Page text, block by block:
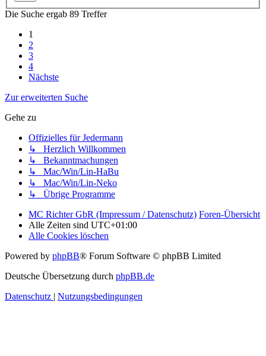
Die Suche ergab 89 Treffer
1
2
3
4
Nächste
Zur erweiterten Suche
Gehe zu
Offizielles für Jedermann
↳ Herzlich Willkommen
↳ Bekanntmachungen
↳ Mac/Win/Lin-HaBu
↳ Mac/Win/Lin-Neko
↳ Übrige Programme
MC Richter GbR (Impressum / Datenschutz) Foren-Übersicht
Alle Zeiten sind UTC+01:00
Alle Cookies löschen
Powered by phpBB® Forum Software © phpBB Limited
Deutsche Übersetzung durch phpBB.de
Datenschutz
Nutzungsbedingungen